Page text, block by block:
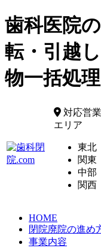
歯科医院
転・引越
物一括処
対応営業
エリア
東北
関東
中部
関西
HOME
閉院廃院の進め
事業内容